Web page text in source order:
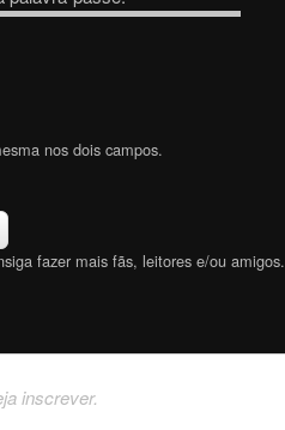
nos dois campos.
fazer mais fãs, leitores e/ou amigos.
inscrever.